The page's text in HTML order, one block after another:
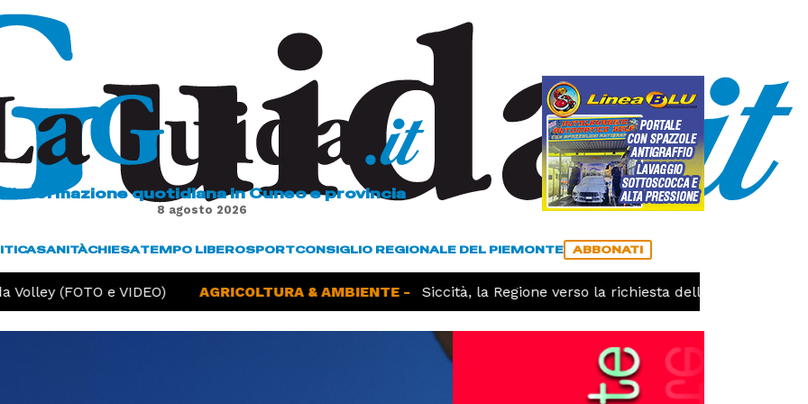
L'informazione quotidiana in Cuneo e provincia
8 agosto 2026
SANITÀCHIESATEMPO LIBEROSPORTCONSIGLIO REGIONALE DEL PIEMONTE ABBONATI
(FOTO e VIDEO) AGRICOLTURA & AMBIENTE - Siccità, la Regione verso la richiesta dello stato di